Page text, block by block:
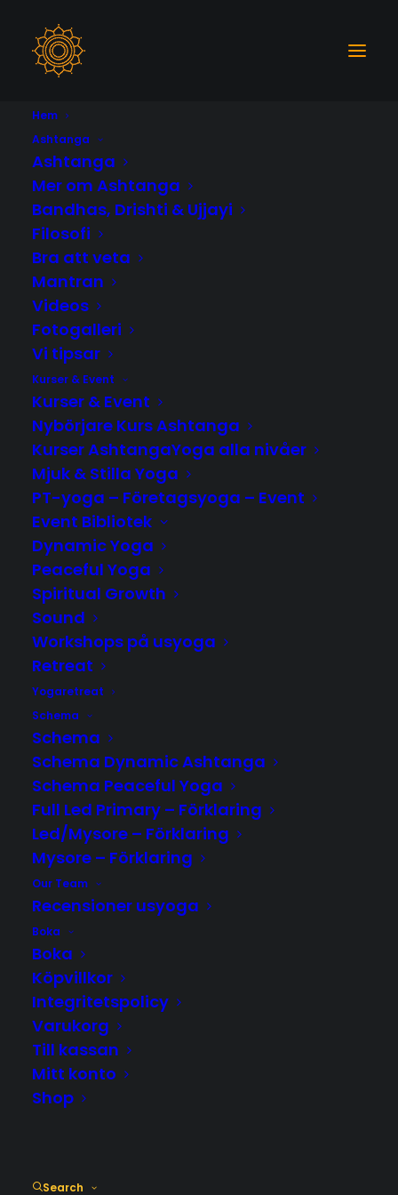
Hem
Ashtanga
Ashtanga
Mer om Ashtanga
Bandhas, Drishti & Ujjayi
Filosofi
Bra att veta
Mantran
Videos
Fotogalleri
Vi tipsar
Kurser & Event
Kurser & Event
Nybörjare Kurs Ashtanga
Kurser AshtangaYoga alla nivåer
Mjuk & Stilla Yoga
PT-yoga – Företagsyoga – Event
Event Bibliotek
Dynamic Yoga
Peaceful Yoga
Spiritual Growth
Sound
Workshops på usyoga
Retreat
Yogaretreat
Schema
Schema
Schema Dynamic Ashtanga
Schema Peaceful Yoga
Full Led Primary – Förklaring
Led/Mysore – Förklaring
Mysore – Förklaring
Our Team
Recensioner usyoga
Boka
Boka
Köpvillkor
Integritetspolicy
Varukorg
Till kassan
Mitt konto
Shop
Search
SOUND JOURNEY MED
JACK
30 FREDAG 17:30 - 19:30
Information
~ Sound Journey ~
Fredag 17:30 – 19:30
Start: 30/10
Gränslöst magisk ljudresa med Jack
Tid
2026-10-30